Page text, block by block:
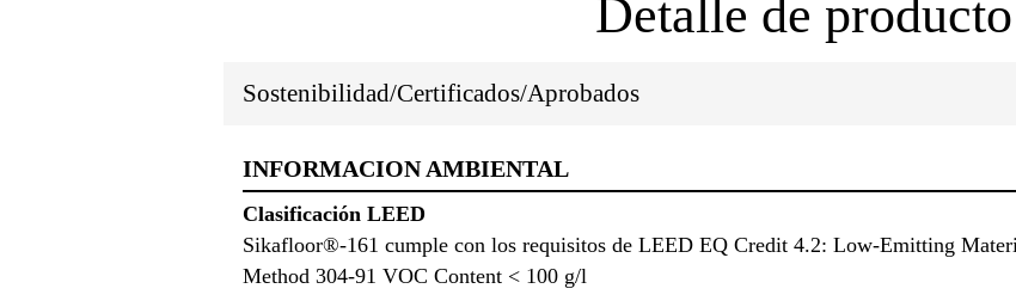
Detalle de producto
Sostenibilidad/Certificados/Aprobados
INFORMACION AMBIENTAL
Clasificación LEED
Sikafloor®-161 cumple con los requisitos de LEED EQ Credit 4.2: Low-Emitting
Method 304-91 VOC Content < 100 g/l